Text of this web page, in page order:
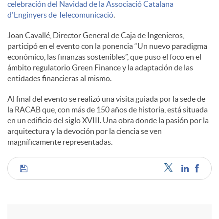
s
celebración del Navidad de la Associació Catalana
d'Enginyers de Telecomunicació
Joan Cavallé, Director General de Caja de Ingenieros,
participó en el evento con la ponencia “Un nuevo paradigma
económico, las finanzas sostenibles”, que puso el foco en el
ámbito regulatorio Green Finance y la adaptación de las
entidades financieras al mismo.
Al final del evento se realizó una visita guiada por la sede de
la RACAB que, con más de 150 años de historia, está situada
en un edificio del siglo XVIII. Una obra donde la pasión por la
arquitectura y la devoción por la ciencia se ven
magníficamente representadas.
C